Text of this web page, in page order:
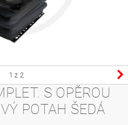
1 z 2
S OPĚROU
POTAH ŠEDÁ